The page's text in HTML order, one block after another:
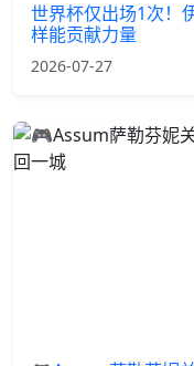
世界杯仅出场1次！
样能贡献力量
2026-07-27